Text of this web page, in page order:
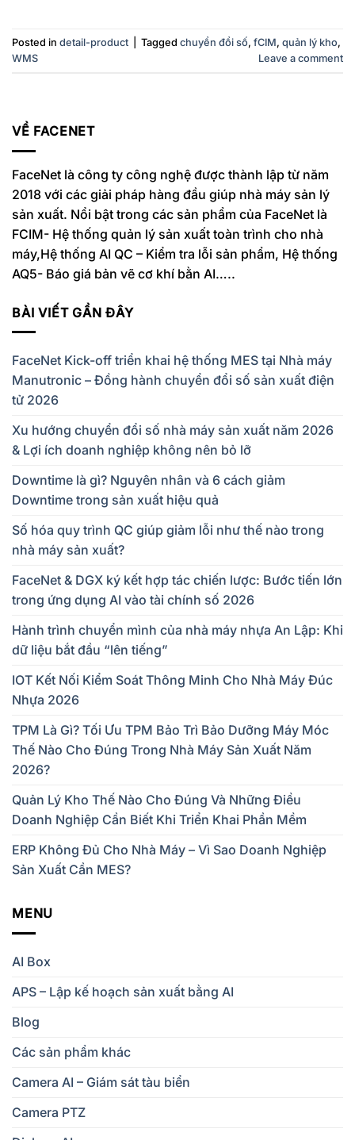
Posted in detail-product Tagged chuyển đổi số, fCIM, quản lý kho,
WMS
Leave a comment
VỀ FACENET
FaceNet là công ty công nghệ được thành lập từ năm
2018 với các giải pháp hàng đầu giúp nhà máy sản lý
sản xuất. Nổi bật trong các sản phẩm của FaceNet là
FCIM- Hệ thống quản lý sản xuất toàn trình cho nhà
máy,Hệ thống AI QC – Kiểm tra lỗi sản phẩm, Hệ thống
AQ5- Báo giá bản vẽ cơ khí bằn AI…..
BÀI VIẾT GẦN ĐÂY
FaceNet Kick-off triển khai hệ thống MES tại Nhà máy
Manutronic – Đồng hành chuyển đổi số sản xuất điện
tử 2026
Xu hướng chuyển đổi số nhà máy sản xuất năm 2026
& Lợi ích doanh nghiệp không nên bỏ lỡ
Downtime là gì? Nguyên nhân và 6 cách giảm
Downtime trong sản xuất hiệu quả
Số hóa quy trình QC giúp giảm lỗi như thế nào trong
nhà máy sản xuất?
FaceNet & DGX ký kết hợp tác chiến lược: Bước tiến lớn
trong ứng dụng AI vào tài chính số 2026
Hành trình chuyển mình của nhà máy nhựa An Lập: Khi
dữ liệu bắt đầu “lên tiếng”
IOT Kết Nối Kiểm Soát Thông Minh Cho Nhà Máy Đúc
Nhựa 2026
TPM Là Gì? Tối Ưu TPM Bảo Trì Bảo Dưỡng Máy Móc
Thế Nào Cho Đúng Trong Nhà Máy Sản Xuất Năm
2026?
Quản Lý Kho Thế Nào Cho Đúng Và Những Điều
Doanh Nghiệp Cần Biết Khi Triển Khai Phần Mềm
ERP Không Đủ Cho Nhà Máy – Vì Sao Doanh Nghiệp
Sản Xuất Cần MES?
MENU
AI Box
APS – Lập kế hoạch sản xuất bằng AI
Blog
Các sản phẩm khác
Camera AI – Giám sát tàu biển
Camera PTZ